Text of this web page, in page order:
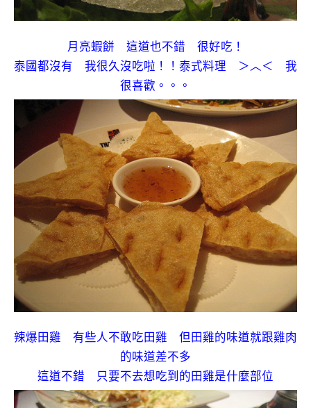
月亮蝦餅 這道也不錯 很好吃！
泰國都沒有 我很久沒吃啦！！泰式料理 ＞︿＜ 我
很喜歡。。。
辣爆田雞 有些人不敢吃田雞 但田雞的味道就跟雞肉
的味道差不多
這道不錯 只要不去想吃到的田雞是什麼部位